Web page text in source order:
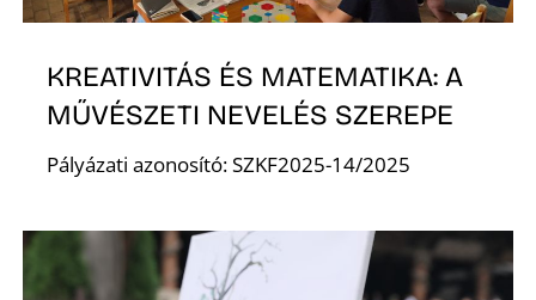
KREATIVITÁS ÉS MATEMATIKA: A
MŰVÉSZETI NEVELÉS SZEREPE
Pályázati azonosító: SZKF2025-14/2025